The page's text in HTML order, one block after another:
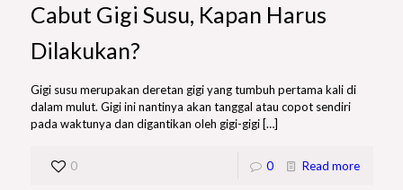
Cabut Gigi Susu, Kapan Harus
Dilakukan?
Gigi susu merupakan deretan gigi yang tumbuh pertama kali di
dalam mulut. Gigi ini nantinya akan tanggal atau copot sendiri
pada waktunya dan digantikan oleh gigi-gigi[…]
0 0 Read more